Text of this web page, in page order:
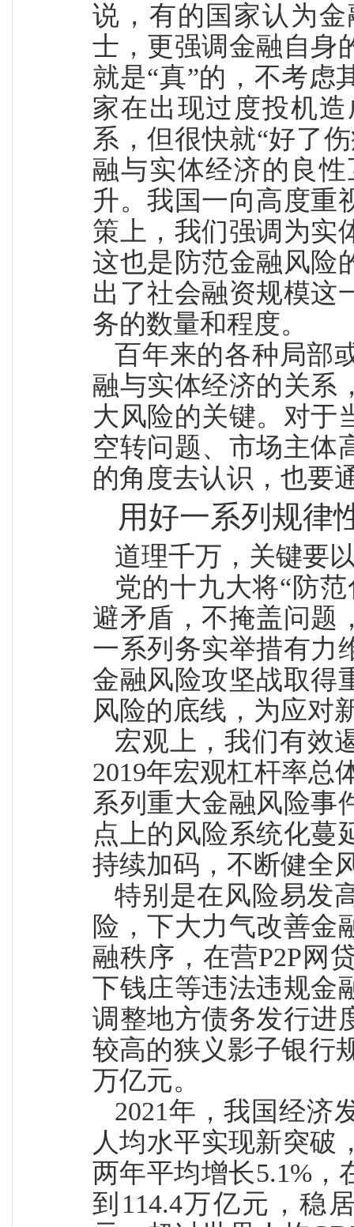
说，有的国家认为
士，更强调金融自身
就是“真”的，不考虑
家在出现过度投机
系，但很快就“好了
融与实体经济的良
升。我国一向高度重
策上，我们强调为实
这也是防范金融风险
出了社会融资规模这
务的数量和程度。
百年来的各种局部
融与实体经济的关系
大风险的关键。对于
空转问题、市场主体
的角度去认识，也要
用好一系列规律
道理千万，关键要
党的十九大将“防
避矛盾，不掩盖问题
一系列务实举措有力
金融风险攻坚战取得
风险的底线，为应对
宏观上，我们有效
2019年宏观杠杆率总
系列重大金融风险事
点上的风险系统化蔓
持续加码，不断健全
特别是在风险易发
险，下大力气改善金
融秩序，在营P2P网
下钱庄等违法违规金
调整地方债务发行
较高的狭义影子银行
万亿元。
2021年，我国经济
人均水平实现新突破
两年平均增长5.1%
到114.4万亿元，稳